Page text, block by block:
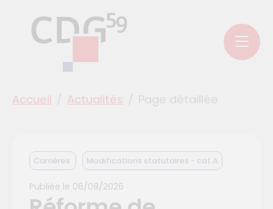
Accueil Actualités
Carrières Modifications statutaires - cat.A
Publiée le 06/08/2026